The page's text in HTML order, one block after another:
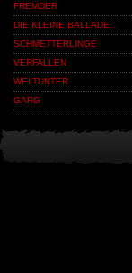
FREMDER
DIE KLEINE BALLADE…
SCHMETTERLINGE
VERFALLEN
WELTUNTER
GARG